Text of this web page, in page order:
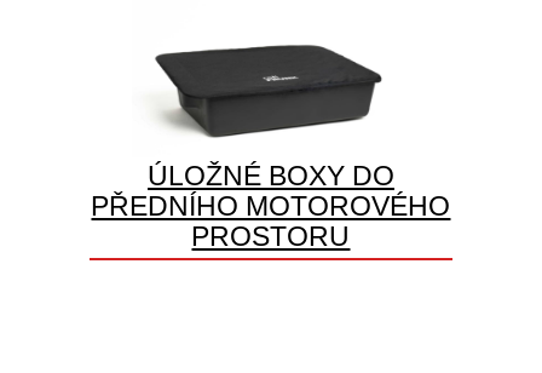
ÚLOŽNÉ BOXY DO
PŘEDNÍHO MOTOROVÉHO
PROSTORU